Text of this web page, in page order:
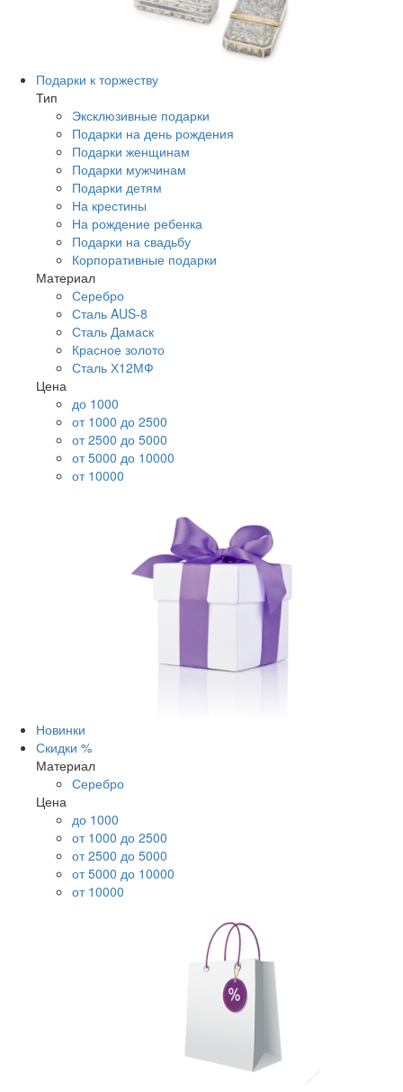
Подарки к торжеству
Тип
Эксклюзивные подарки
Подарки на день рождения
Подарки женщинам
Подарки мужчинам
Подарки детям
На крестины
На рождение ребенка
Подарки на свадьбу
Корпоративные подарки
Материал
Серебро
Сталь AUS-8
Сталь Дамаск
Красное золото
Сталь Х12МФ
Цена
до 1000
от 1000 до 2500
от 2500 до 5000
от 5000 до 10000
от 10000
Новинки
Скидки %
Материал
Серебро
Цена
до 1000
от 1000 до 2500
от 2500 до 5000
от 5000 до 10000
от 10000